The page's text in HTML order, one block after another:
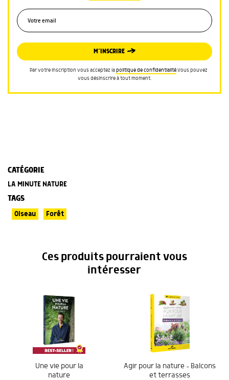
M’INSCRIRE
Par votre inscription vous acceptez lapolitique de confidentialité.Vous pouvez
vous désinscrire à tout moment.
CATÉGORIE
LA MINUTE NATURE
TAGS
Oiseau Forêt
Ces produits pourraient vous
intéresser
Une vie pour la
nature
Agir pour la nature – Balcons
et terrasses